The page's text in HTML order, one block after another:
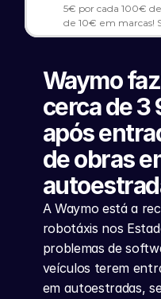
5€ por cada 100€
de 10€ em marcas!
Waymo
cerca de
após
de obras
A Waymo está a
robotáxis nos
problemas de
veículos terem
em autoestradas,